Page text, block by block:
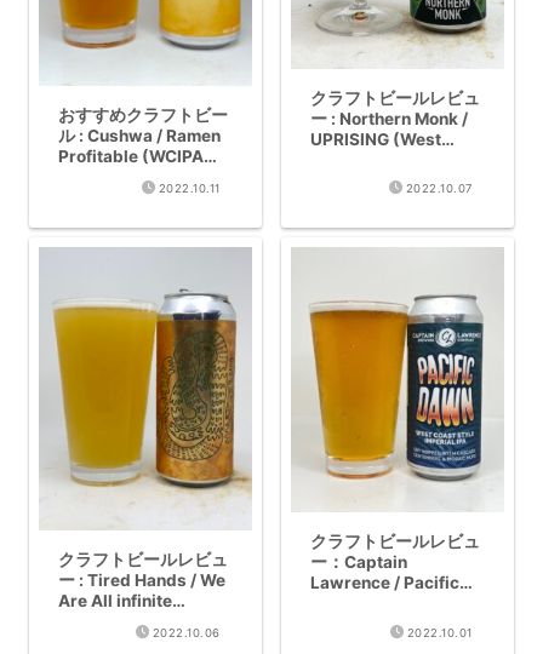
おすすめクラフトビー
ル : Cushwa / Ramen
Profitable (WCIPA
2022.10.11
クラフトビールレビュ
ー : Northern Monk /
UPRISING (West
2022.10.07
クラフトビールレビュ
ー : Tired Hands / We
Are All infinite
Energy Vibrating,at
the Same Frequency
2022.10.06
クラフトビールレビュ
ー：Captain
Lawrence / Pacific
Coast IPA 8%)2022.10.01